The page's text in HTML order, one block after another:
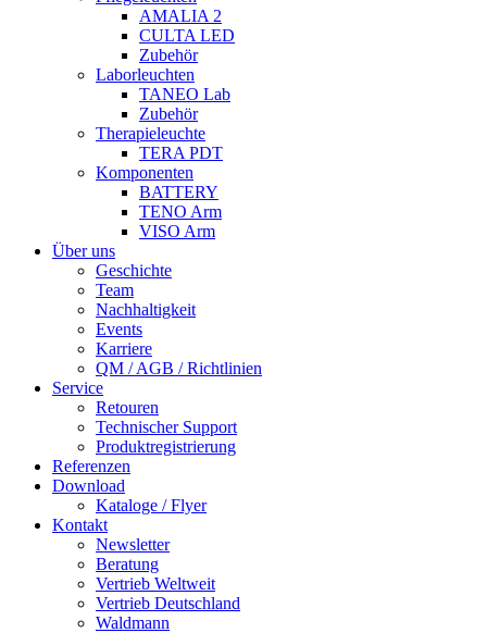
AMALIA 2
CULTA LED
Zubehör
Laborleuchten
TANEO Lab
Zubehör
Therapieleuchte
TERA PDT
Komponenten
BATTERY
TENO Arm
VISO Arm
Über uns
Geschichte
Team
Nachhaltigkeit
Events
Karriere
QM / AGB / Richtlinien
Service
Retouren
Technischer Support
Produktregistrierung
Referenzen
Download
Kataloge / Flyer
Kontakt
Newsletter
Beratung
Vertrieb Weltweit
Vertrieb Deutschland
Waldmann